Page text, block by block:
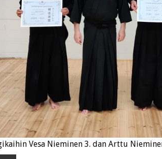
Vesa Nieminen 3. dan Arttu